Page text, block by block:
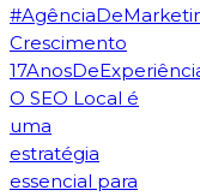
O SEO Local é
uma
estratégia
essencial para